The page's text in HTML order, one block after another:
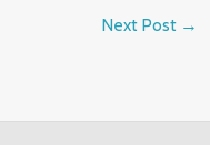
Next Post →